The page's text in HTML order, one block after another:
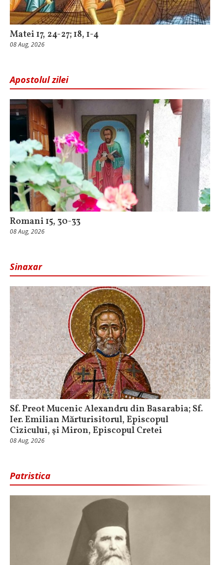
Matei 17, 24-27; 18, 1-4
08 Aug, 2026
Apostolul zilei
Romani 15, 30-33
08 Aug, 2026
Sinaxar
Sf. Preot Mucenic Alexandru din Basarabia; Sf.
Ier. Emilian Mărturisitorul, Episcopul
Cizicului, şi Miron, Episcopul Cretei
08 Aug, 2026
Patristica